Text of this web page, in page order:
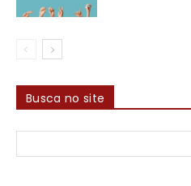
Busca no site